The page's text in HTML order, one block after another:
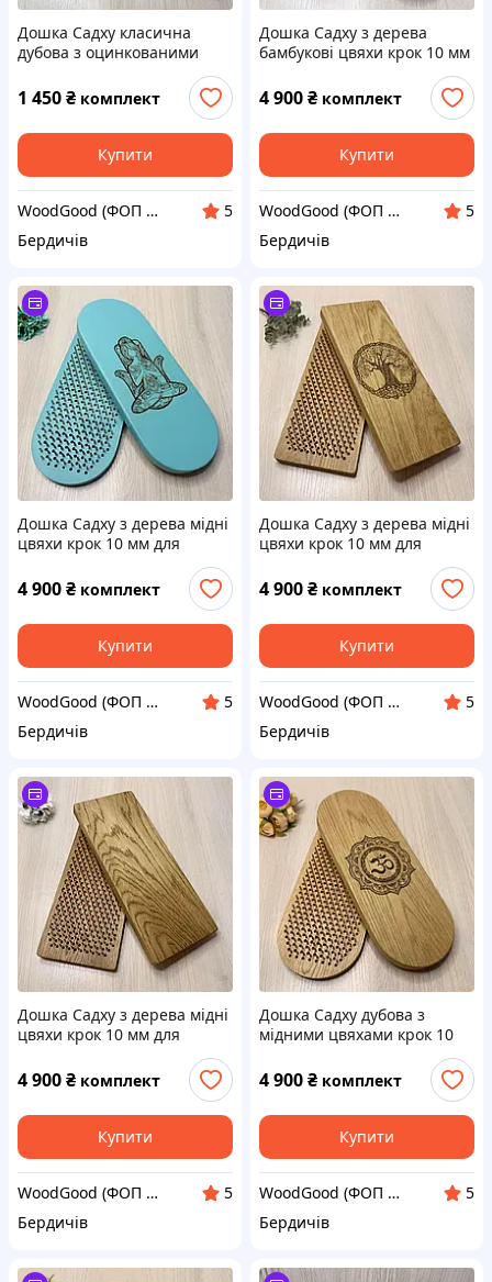
Дошка Садху класична
дубова з оцинкованими
початківців. Sadhu board
від виробника
1 450₴ комплект
Купити
WoodGood (ФОП Овчар Олена Володимирівна)
5
Бердичів
Дошка Садху з дерева
бамбукові цвяхи крок 10 мм
Sadhu board від виробника.
Дошка для йоги
4 900₴ комплект
Купити
WoodGood (ФОП Овчар Олена Володимирівна)
5
Бердичів
Дошка Садху з дерева мідні
цвяхи крок 10 мм для
новачків 35х14 см. Sadhu
board від виробника.
Дошка для йоги
4 900₴ комплект
Купити
WoodGood (ФОП Овчар Олена Володимирівна)
5
Бердичів
Дошка Садху з дерева мідні
цвяхи крок 10 мм для
новачків 33х13 см. Sadhu
board від виробника
4 900₴ комплект
Купити
WoodGood (ФОП Овчар Олена Володимирівна)
5
Бердичів
Дошка Садху з дерева мідні
цвяхи крок 10 мм для
новачків 33х13 см. Sadhu
board для йоги
4 900₴ комплект
Купити
WoodGood (ФОП Овчар Олена Володимирівна)
5
Бердичів
Дошка Садху дубова з
мідними цвяхами крок 10
мм для стояння на цвяхах
та медитації для новачків з
гравіюванням Ом
4 900₴ комплект
Купити
WoodGood (ФОП Овчар Олена Володимирівна)
5
Бердичів